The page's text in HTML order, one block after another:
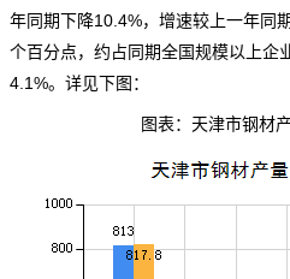
年同期下降10.4%，增速较上一年同
个百分点，约占同期全国规模以上企
4.1%。详见下图：
图表：天津市钢材